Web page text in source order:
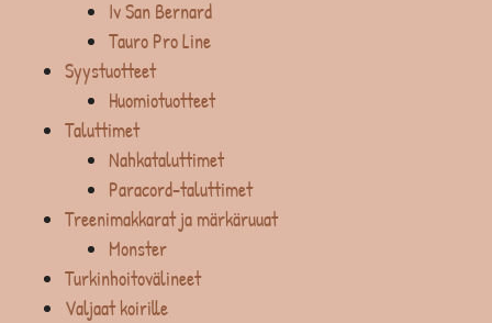
Iv San Bernard
Tauro Pro Line
Syystuotteet
Huomiotuotteet
Taluttimet
Nahkataluttimet
Paracord-taluttimet
Treenimakkarat ja märkäruuat
Monster
Turkinhoitovälineet
Valjaat koirille